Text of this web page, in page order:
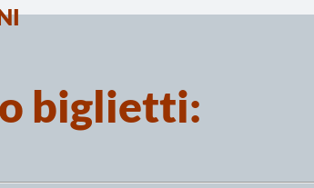
biglietti: